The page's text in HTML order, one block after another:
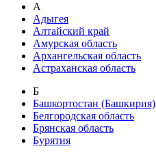
А
Адыгея
Алтайский край
Амурская область
Архангельская область
Астраханская область
Б
Башкортостан (Башкирия)
Белгородская область
Брянская область
Бурятия